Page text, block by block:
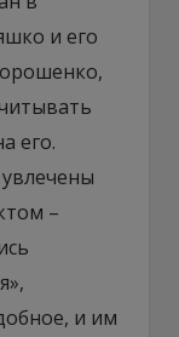
и его
его.
–
и им